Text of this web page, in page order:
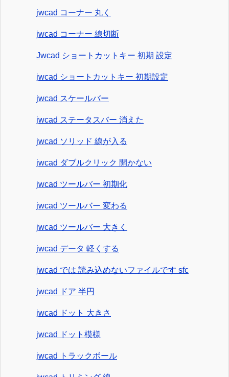
jwcad コーナー 丸く
jwcad コーナー 線切断
Jwcad ショートカットキー 初期 設定
jwcad ショートカットキー 初期設定
jwcad スケールバー
jwcad ステータスバー 消えた
jwcad ソリッド 線が入る
jwcad ダブルクリック 開かない
jwcad ツールバー 初期化
jwcad ツールバー 変わる
jwcad ツールバー 大きく
jwcad データ 軽くする
jwcad では 読み込めないファイルです sfc
jwcad ドア 半円
jwcad ドット 大きさ
jwcad ドット模様
jwcad トラックボール